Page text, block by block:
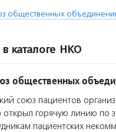
общественных
каталоге НКО
общественных
союз пациентов
горячую линию по
пациентских